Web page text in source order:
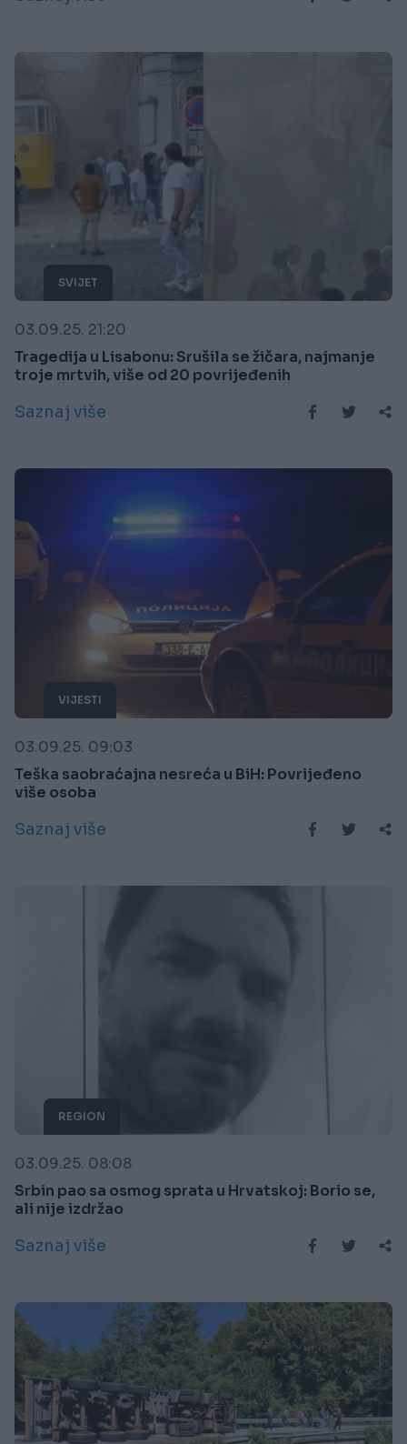
SVIJET
03.09.25. 21:20
Tragedija u Lisabonu: Srušila se žičara, najmanje
troje mrtvih, više od 20 povrijeđenih
Saznaj više
VIJESTI
03.09.25. 09:03
Teška saobraćajna nesreća u BiH: Povrijeđeno
više osoba
Saznaj više
REGION
03.09.25. 08:08
Srbin pao sa osmog sprata u Hrvatskoj: Borio se,
ali nije izdržao
Saznaj više